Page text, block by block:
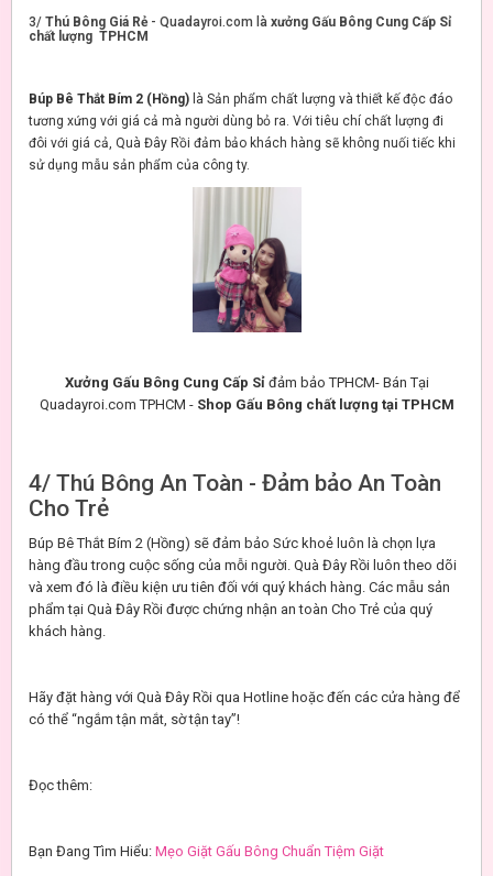
3/ Thú Bông Giá Rẻ- Quadayroi.com là xưởng Gấu Bông Cung Cấp Sỉ
chất lượng TPHCM
Búp Bê Thắt Bím 2 (Hồng) là Sản phẩm chất lượng và thiết kế độc đáo
tương xứng với giá cả mà người dùng bỏ ra. Với tiêu chí chất lượng đi
đôi với giá cả, Quà Đây Rồi đảm bảo khách hàng sẽ không nuối tiếc khi
sử dụng mẫu sản phẩm của công ty.
Xưởng Gấu Bông Cung Cấp Sỉ đảm bảo TPHCM- Bán Tại
Quadayroi.com TPHCM - Shop Gấu Bông chất lượng tại TPHCM
4/ Thú Bông An Toàn - Đảm bảo An Toàn
Cho Trẻ
Búp Bê Thắt Bím 2 (Hồng) sẽ đảm bảo Sức khoẻ luôn là chọn lựa
hàng đầu trong cuộc sống của mỗi người. Quà Đây Rồi luôn theo dõi
và xem đó là điều kiện ưu tiên đối với quý khách hàng. Các mẫu sản
phẩm tại Quà Đây Rồi được chứng nhận an toàn Cho Trẻ của quý
khách hàng.
Hãy đặt hàng với Quà Đây Rồi qua Hotline hoặc đến các cửa hàng để
có thể “ngắm tận mắt, sờ tận tay”!
Đọc thêm:
Bạn Đang Tìm Hiểu: Mẹo Giặt Gấu Bông Chuẩn Tiệm Giặt